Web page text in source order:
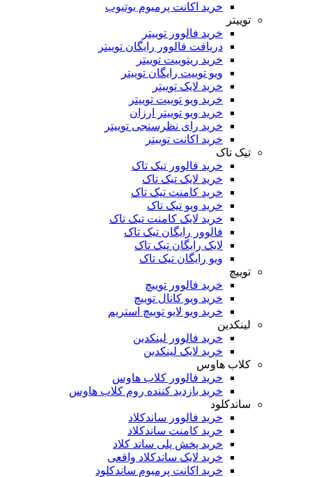
خرید اکانت پرمیوم یوتیوب
خرید فالوور توییتر
دریافت فالوور رایگان توییتر
خرید ریتوییت توییتر
ویو توییت رایگان توییتر
خرید لایک توییتر
خرید ویو توییت توییتر
خرید ویو توییتر ارزان
خرید رای نظرسنجی توییتر
خرید اکانت توییتر
تیک تاک
خرید فالوور تیک تاک
خرید لایک تیک تاک
خرید کامنت تیک ‌تاک
خرید ویو تیک تاک
خرید لایک کامنت تیک تاک
فالوور رایگان تیک تاک
لایک رایگان تیک تاک
ویو رایگان تیک تاک
خرید فالوور توییچ
خرید ویو کانال توییچ
خرید ویو لایو توییچ استریم
لینکدین
خرید فالوور لینکدین
خرید لایک لینکدین
کلاب هاوس
خرید فالوور کلاب هاوس
خرید بازدید کننده روم کلاب هاوس
ساندکلود
خرید فالوور ساندکلاد
خرید کامنت ساندکلاد
خرید پخش پلی ساند کلاد
خرید لایک ساندکلاد واقعی
خرید اکانت پرمیوم ساندکلود